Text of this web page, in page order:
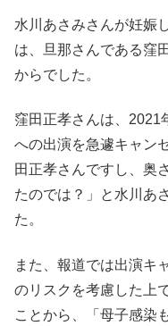
水川あさみさんが妊娠
は、旦那さんである窪
からでした。
窪田正孝さんは、2021
への出演を急遽キャン
田正孝さんですし、奥
たのでは？」と水川あ
た。
また、報道では出演キ
のリスクを考慮した上
ことから、「母子感染